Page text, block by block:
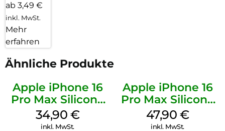
ab 3,49 €
inkl. MwSt.
Mehr
erfahren
Ähnliche Produkte
Apple iPhone 16
Pro Max Silicone
Case MagSafe
Denim
34,90 €
inkl. MwSt.
Apple iPhone 16
Pro Max Silicone
Case MagSafe
Black
47,90 €
inkl. MwSt.